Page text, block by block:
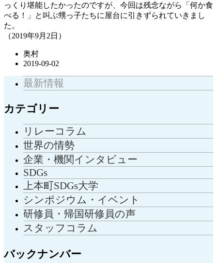
っくり堪能したかったのですが、今回は残念ながら「何か食
べる！」と叫ぶ甥っ子たちに屋台に引きずられていきまし
た。
（2019年9月2日）
奥村
2019-09-02
最新情報
カテゴリー
リレーコラム
世界の情勢
企業・機関インタビュー
SDGs
上本町SDGs大学
シンポジウム・イベント
研修員・帰国研修員の声
スタッフコラム
バックナンバー